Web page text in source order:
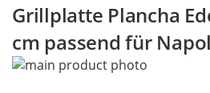
Grillplatte Plancha
cm passend für
Skip